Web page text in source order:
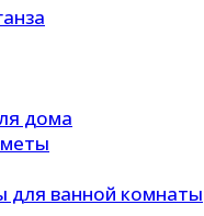
дома
ванной комнаты